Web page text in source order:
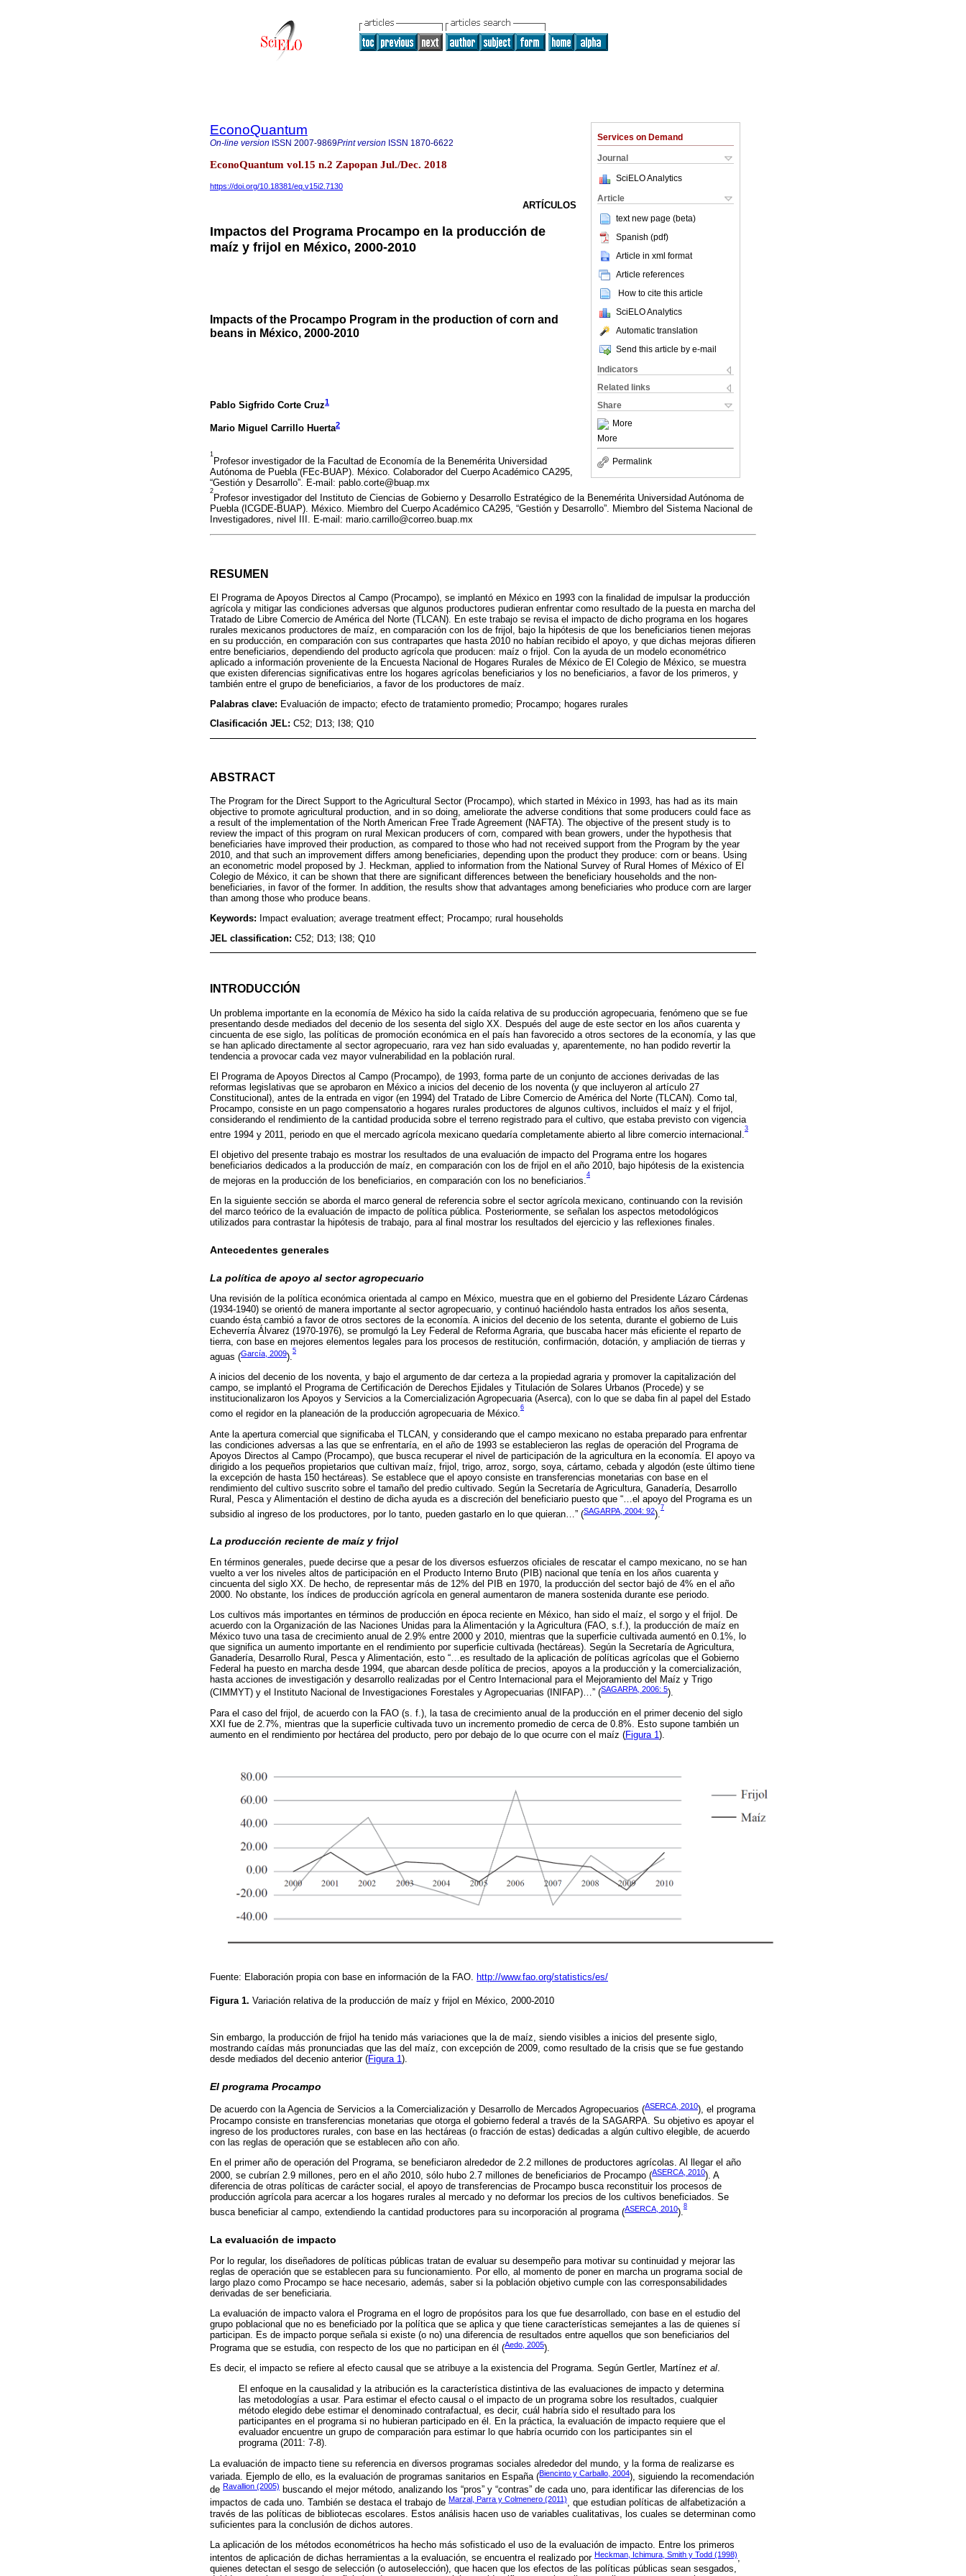
Services on Demand
Journal
SciELO Analytics
Article
text new page (beta)
Spanish (pdf)
Article in xml format
Article references
How to cite this article
SciELO Analytics
Automatic translation
Send this article by e-mail
Indicators
Related links
Share
More
More
Permalink
EconoQuantum
On-line version ISSN 2007-9869Print version ISSN 1870-6622
EconoQuantum vol.15 n.2 Zapopan Jul./Dec. 2018
https://doi.org/10.18381/eq.v15i2.7130
ARTÍCULOS
Impactos del Programa Procampo en la producción de
maíz y frijol en México, 2000-2010
Impacts of the Procampo Program in the production of corn and
beans in México, 2000-2010
Pablo Sigfrido Corte Cruz1
Mario Miguel Carrillo Huerta2
1
Profesor investigador de la Facultad de Economía de la Benemérita Universidad
Autónoma de Puebla (FEc-BUAP). México. Colaborador del Cuerpo Académico CA295,
“Gestión y Desarrollo”. E-mail: pablo.corte@buap.mx
2
Profesor investigador del Instituto de Ciencias de Gobierno y Desarrollo Estratégico de la Benemérita Universidad Autónoma de
Puebla (ICGDE-BUAP). México. Miembro del Cuerpo Académico CA295, “Gestión y Desarrollo”. Miembro del Sistema Nacional de
Investigadores, nivel III. E-mail: mario.carrillo@correo.buap.mx
RESUMEN
El Programa de Apoyos Directos al Campo (Procampo), se implantó en México en 1993 con la finalidad de impulsar la producción
agrícola y mitigar las condiciones adversas que algunos productores pudieran enfrentar como resultado de la puesta en marcha del
Tratado de Libre Comercio de América del Norte (TLCAN). En este trabajo se revisa el impacto de dicho programa en los hogares
rurales mexicanos productores de maíz, en comparación con los de frijol, bajo la hipótesis de que los beneficiarios tienen mejoras
en su producción, en comparación con sus contrapartes que hasta 2010 no habían recibido el apoyo, y que dichas mejoras difieren
entre beneficiarios, dependiendo del producto agrícola que producen: maíz o frijol. Con la ayuda de un modelo econométrico
aplicado a información proveniente de la Encuesta Nacional de Hogares Rurales de México de El Colegio de México, se muestra
que existen diferencias significativas entre los hogares agrícolas beneficiarios y los no beneficiarios, a favor de los primeros, y
también entre el grupo de beneficiarios, a favor de los productores de maíz.
Palabras clave: Evaluación de impacto; efecto de tratamiento promedio; Procampo; hogares rurales
Clasificación JEL: C52; D13; I38; Q10
ABSTRACT
The Program for the Direct Support to the Agricultural Sector (Procampo), which started in México in 1993, has had as its main
objective to promote agricultural production, and in so doing, ameliorate the adverse conditions that some producers could face as
a result of the implementation of the North American Free Trade Agreement (NAFTA). The objective of the present study is to
review the impact of this program on rural Mexican producers of corn, compared with bean growers, under the hypothesis that
beneficiaries have improved their production, as compared to those who had not received support from the Program by the year
2010, and that such an improvement differs among beneficiaries, depending upon the product they produce: corn or beans. Using
an econometric model proposed by J. Heckman, applied to information from the National Survey of Rural Homes of México of El
Colegio de México, it can be shown that there are significant differences between the beneficiary households and the non-
beneficiaries, in favor of the former. In addition, the results show that advantages among beneficiaries who produce corn are larger
than among those who produce beans.
Keywords: Impact evaluation; average treatment effect; Procampo; rural households
JEL classification: C52; D13; I38; Q10
INTRODUCCIÓN
Un problema importante en la economía de México ha sido la caída relativa de su producción agropecuaria, fenómeno que se fue
presentando desde mediados del decenio de los sesenta del siglo XX. Después del auge de este sector en los años cuarenta y
cincuenta de ese siglo, las políticas de promoción económica en el país han favorecido a otros sectores de la economía, y las que
se han aplicado directamente al sector agropecuario, rara vez han sido evaluadas y, aparentemente, no han podido revertir la
tendencia a provocar cada vez mayor vulnerabilidad en la población rural.
El Programa de Apoyos Directos al Campo (Procampo), de 1993, forma parte de un conjunto de acciones derivadas de las
reformas legislativas que se aprobaron en México a inicios del decenio de los noventa (y que incluyeron al artículo 27
Constitucional), antes de la entrada en vigor (en 1994) del Tratado de Libre Comercio de América del Norte (TLCAN). Como tal,
Procampo, consiste en un pago compensatorio a hogares rurales productores de algunos cultivos, incluidos el maíz y el frijol,
considerando el rendimiento de la cantidad producida sobre el terreno registrado para el cultivo, que estaba previsto con vigencia
entre 1994 y 2011, periodo en que el mercado agrícola mexicano quedaría completamente abierto al libre comercio internacional.
3
El objetivo del presente trabajo es mostrar los resultados de una evaluación de impacto del Programa entre los hogares
beneficiarios dedicados a la producción de maíz, en comparación con los de frijol en el año 2010, bajo hipótesis de la existencia
de mejoras en la producción de los beneficiarios, en comparación con los no beneficiarios.
4
En la siguiente sección se aborda el marco general de referencia sobre el sector agrícola mexicano, continuando con la revisión
del marco teórico de la evaluación de impacto de política pública. Posteriormente, se señalan los aspectos metodológicos
utilizados para contrastar la hipótesis de trabajo, para al final mostrar los resultados del ejercicio y las reflexiones finales.
Antecedentes generales
La política de apoyo al sector agropecuario
Una revisión de la política económica orientada al campo en México, muestra que en el gobierno del Presidente Lázaro Cárdenas
(1934-1940) se orientó de manera importante al sector agropecuario, y continuó haciéndolo hasta entrados los años sesenta,
cuando ésta cambió a favor de otros sectores de la economía. A inicios del decenio de los setenta, durante el gobierno de Luis
Echeverría Álvarez (1970-1976), se promulgó la Ley Federal de Reforma Agraria, que buscaba hacer más eficiente el reparto de
tierra, con base en mejores elementos legales para los procesos de restitución, confirmación, dotación, y ampliación de tierras y
aguas (García, 2009).
5
A inicios del decenio de los noventa, y bajo el argumento de dar certeza a la propiedad agraria y promover la capitalización del
campo, se implantó el Programa de Certificación de Derechos Ejidales y Titulación de Solares Urbanos (Procede) y se
institucionalizaron los Apoyos y Servicios a la Comercialización Agropecuaria (Aserca), con lo que se daba fin al papel del Estado
como el regidor en la planeación de la producción agropecuaria de México.
6
Ante la apertura comercial que significaba el TLCAN, y considerando que el campo mexicano no estaba preparado para enfrentar
las condiciones adversas a las que se enfrentaría, en el año de 1993 se establecieron las reglas de operación del Programa de
Apoyos Directos al Campo (Procampo), que busca recuperar el nivel de participación de la agricultura en la economía. El apoyo va
dirigido a los pequeños propietarios que cultivan maíz, frijol, trigo, arroz, sorgo, soya, cártamo, cebada y algodón (este último tiene
la excepción de hasta 150 hectáreas). Se establece que el apoyo consiste en transferencias monetarias con base en el
rendimiento del cultivo suscrito sobre el tamaño del predio cultivado. Según la Secretaría de Agricultura, Ganadería, Desarrollo
Rural, Pesca y Alimentación el destino de dicha ayuda es a discreción del beneficiario puesto que “…el apoyo del Programa es un
subsidio al ingreso de los productores, por lo tanto, pueden gastarlo en lo que quieran…” (SAGARPA, 2004: 92).
7
La producción reciente de maíz y frijol
En términos generales, puede decirse que a pesar de los diversos esfuerzos oficiales de rescatar el campo mexicano, no se han
vuelto a ver los niveles altos de participación en el Producto Interno Bruto (PIB) nacional que tenía en los años cuarenta y
cincuenta del siglo XX. De hecho, de representar más de 12% del PIB en 1970, la producción del sector bajó de 4% en el año
2000. No obstante, los índices de producción agrícola en general aumentaron de manera sostenida durante ese periodo.
Los cultivos más importantes en términos de producción en época reciente en México, han sido el maíz, el sorgo y el frijol. De
acuerdo con la Organización de las Naciones Unidas para la Alimentación y la Agricultura (FAO, s.f.), la producción de maíz en
México tuvo una tasa de crecimiento anual de 2.9% entre 2000 y 2010, mientras que la superficie cultivada aumentó en 0.1%, lo
que significa un aumento importante en el rendimiento por superficie cultivada (hectáreas). Según la Secretaría de Agricultura,
Ganadería, Desarrollo Rural, Pesca y Alimentación, esto “…es resultado de la aplicación de políticas agrícolas que el Gobierno
Federal ha puesto en marcha desde 1994, que abarcan desde política de precios, apoyos a la producción y la comercialización,
hasta acciones de investigación y desarrollo realizadas por el Centro Internacional para el Mejoramiento del Maíz y Trigo
(CIMMYT) y el Instituto Nacional de Investigaciones Forestales y Agropecuarias (INIFAP)…” (SAGARPA, 2006: 5).
Para el caso del frijol, de acuerdo con la FAO (s. f.), la tasa de crecimiento anual de la producción en el primer decenio del siglo
XXI fue de 2.7%, mientras que la superficie cultivada tuvo un incremento promedio de cerca de 0.8%. Esto supone también un
aumento en el rendimiento por hectárea del producto, pero por debajo de lo que ocurre con el maíz (Figura 1).
Fuente: Elaboración propia con base en información de la FAO. http://www.fao.org/statistics/es/
Figura 1. Variación relativa de la producción de maíz y frijol en México, 2000-2010
Sin embargo, la producción de frijol ha tenido más variaciones que la de maíz, siendo visibles a inicios del presente siglo,
mostrando caídas más pronunciadas que las del maíz, con excepción de 2009, como resultado de la crisis que se fue gestando
desde mediados del decenio anterior (Figura 1).
El programa Procampo
De acuerdo con la Agencia de Servicios a la Comercialización y Desarrollo de Mercados Agropecuarios (ASERCA, 2010), el programa
Procampo consiste en transferencias monetarias que otorga el gobierno federal a través de la SAGARPA. Su objetivo es apoyar el
ingreso de los productores rurales, con base en las hectáreas (o fracción de estas) dedicadas a algún cultivo elegible, de acuerdo
con las reglas de operación que se establecen año con año.
En el primer año de operación del Programa, se beneficiaron alrededor de 2.2 millones de productores agrícolas. Al llegar el año
2000, se cubrían 2.9 millones, pero en el año 2010, sólo hubo 2.7 millones de beneficiarios de Procampo (ASERCA, 2010). A
diferencia de otras políticas de carácter social, el apoyo de transferencias de Procampo busca reconstituir los procesos de
producción agrícola para acercar a los hogares rurales al mercado y no deformar los precios de los cultivos beneficiados. Se
busca beneficiar al campo, extendiendo la cantidad productores para su incorporación al programa (ASERCA, 2010).
8
La evaluación de impacto
Por lo regular, los diseñadores de políticas públicas tratan de evaluar su desempeño para motivar su continuidad y mejorar las
reglas de operación que se establecen para su funcionamiento. Por ello, al momento de poner en marcha un programa social de
largo plazo como Procampo se hace necesario, además, saber si la población objetivo cumple con las corresponsabilidades
derivadas de ser beneficiaria.
La evaluación de impacto valora el Programa en el logro de propósitos para los que fue desarrollado, con base en el estudio del
grupo poblacional que no es beneficiado por la política que se aplica y que tiene características semejantes a las de quienes sí
participan. Es de impacto porque señala si existe (o no) una diferencia de resultados entre aquellos que son beneficiarios del
Programa que se estudia, con respecto de los que no participan en él (Aedo, 2005).
Es decir, el impacto se refiere al efecto causal que se atribuye a la existencia del Programa. Según Gertler, Martínez et al.
El enfoque en la causalidad y la atribución es la característica distintiva de las evaluaciones de impacto y determina
las metodologías a usar. Para estimar el efecto causal o el impacto de un programa sobre los resultados, cualquier
método elegido debe estimar el denominado contrafactual, es decir, cuál habría sido el resultado para los
participantes en el programa si no hubieran participado en él. En la práctica, la evaluación de impacto requiere que el
evaluador encuentre un grupo de comparación para estimar lo que habría ocurrido con los participantes sin el
programa (2011: 7-8).
La evaluación de impacto tiene su referencia en diversos programas sociales alrededor del mundo, y la forma de realizarse es
variada. Ejemplo de ello, es la evaluación de programas sanitarios en España (Biencinto y Carballo, 2004), siguiendo la recomendación
de Ravallion (2005) buscando el mejor método, analizando los “pros” y “contras” de cada uno, para identificar las diferencias de los
impactos de cada uno. También se destaca el trabajo de Marzal, Parra y Colmenero (2011), que estudian políticas de alfabetización a
través de las políticas de bibliotecas escolares. Estos análisis hacen uso de variables cualitativas, los cuales se determinan como
suficientes para la conclusión de dichos autores.
La aplicación de los métodos econométricos ha hecho más sofisticado el uso de la evaluación de impacto. Entre los primeros
intentos de aplicación de dichas herramientas a la evaluación, se encuentra el realizado por Heckman, Ichimura, Smith y Todd (1998),
quienes detectan el sesgo de selección (o autoselección), que hacen que los efectos de las políticas públicas sean sesgados,